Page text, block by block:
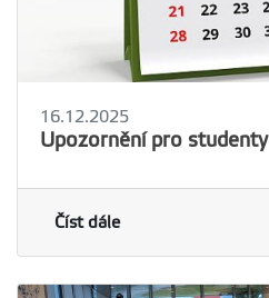
16.12.2025
Upozornění pro studenty
Číst dále